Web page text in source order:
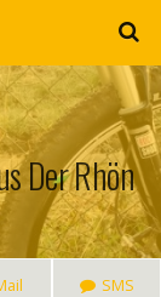
Der Rhön
SMS